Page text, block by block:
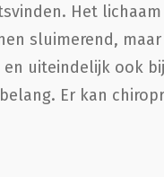
Het lichaam
sluimerend, maar
uiteindelijk ook
Er kan